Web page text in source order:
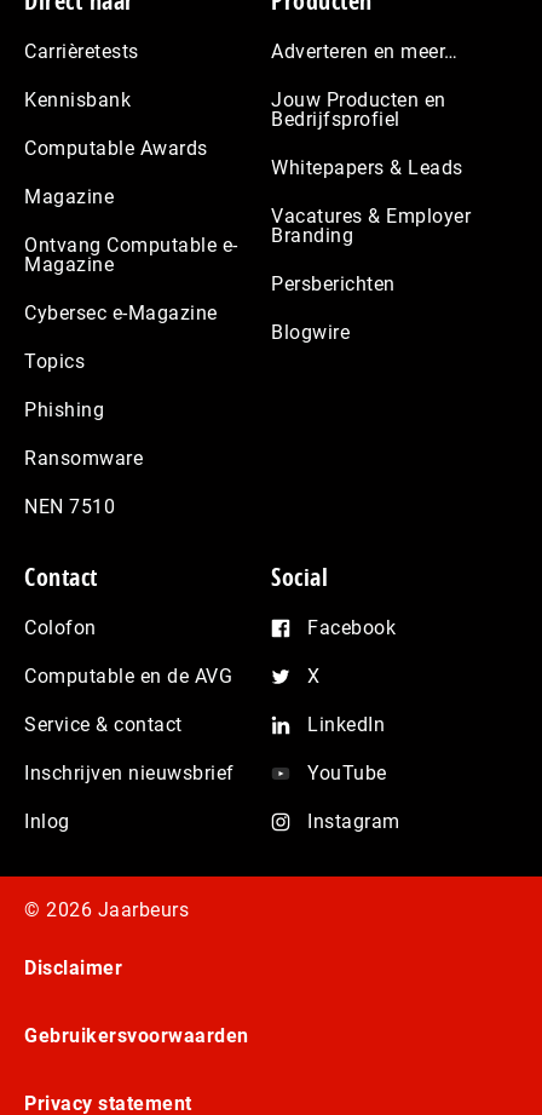
Carrièretests
Kennisbank
Computable Awards
Magazine
Ontvang Computable e-
Magazine
Cybersec e-Magazine
Topics
Phishing
Ransomware
NEN 7510
Adverteren en meer…
Jouw Producten en
Bedrijfsprofiel
Whitepapers & Leads
Vacatures & Employer
Branding
Persberichten
Blogwire
Contact
Colofon
Computable en de AVG
Service & contact
Inschrijven nieuwsbrief
Inlog
Social
Facebook
X
LinkedIn
YouTube
Instagram
© 2026 Jaarbeurs
Disclaimer
Gebruikersvoorwaarden
Privacy statement